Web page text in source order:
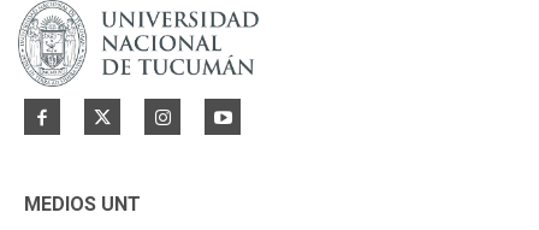
MEDIOS UNT